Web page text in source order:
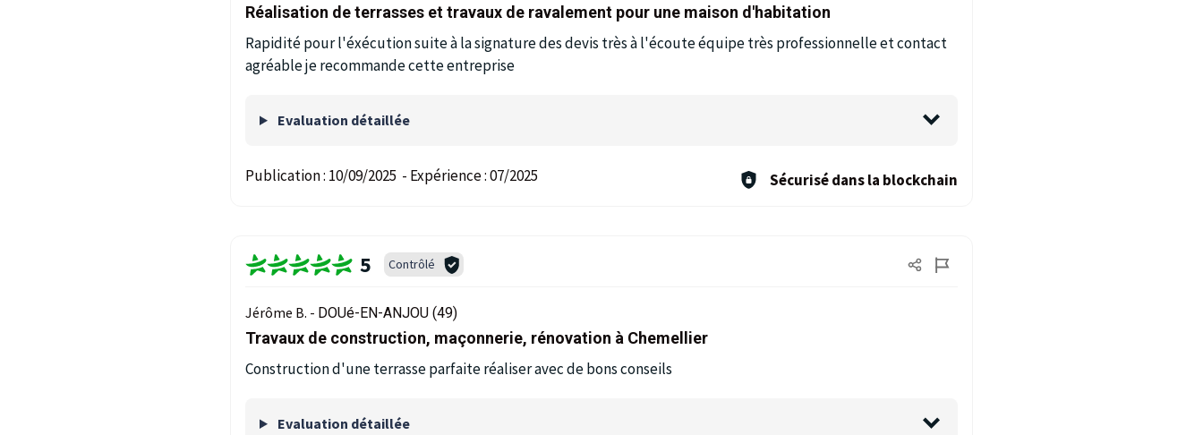
Réalisation de terrasses et travaux de ravalement pour une maison d'habitation
Rapidité pour l'éxécution suite à la signature des devis très à l'écoute équipe très professionnelle et contact
agréable je recommande cette entreprise
Evaluation détaillée
Publication : 10/09/2025 - Expérience :07/2025 Sécurisé dans la blockchain
5 Contrôlé
Jérôme B. - DOUé-EN-ANJOU (49)
Travaux de construction, maçonnerie, rénovation à Chemellier
Construction d'une terrasse parfaite réaliser avec de bons conseils
Evaluation détaillée